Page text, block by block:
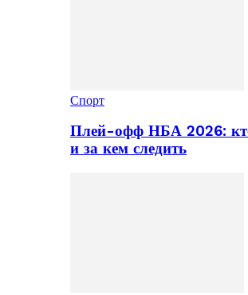
Спорт
Плей-офф НБА 2026:
и за кем следить